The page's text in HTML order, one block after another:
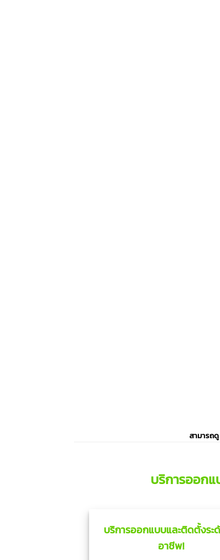
สามารถ
บริการออก
บริการออกแบบและติดตั้งระ
อาชีพ!